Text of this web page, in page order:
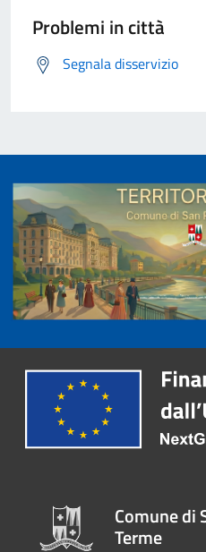
Problemi in città
Segnala disservizio
Comune di
Terme